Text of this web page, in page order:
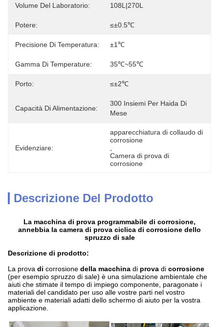
Volume Del Laboratorio: 108L|270L
Potere: ≤±0.5℃
Precisione Di Temperatura: ±1℃
Gamma Di Temperature: 35℃~55℃
Porto: ≤±2℃
Capacità Di Alimentazione:
300 Insiemi Per Haida Di
Mese
Evidenziare:
apparecchiatura di collaudo di
corrosione
Camera di prova di
corrosione
Descrizione Del Prodotto
La macchina di prova programmabile di corrosione,
annebbia la camera di prova ciclica di corrosione dello
spruzzo di sale
Descrizione di prodotto:
La prova di corrosione della macchina di prova di corrosione
(per esempio spruzzo di sale) è una simulazione ambientale che
aiuti che stimate il tempo di impiego componente, paragonate i
materiali del candidato per uso alle vostre parti nel vostro
ambiente e materiali adatti dello schermo di aiuto per la vostra
applicazione.